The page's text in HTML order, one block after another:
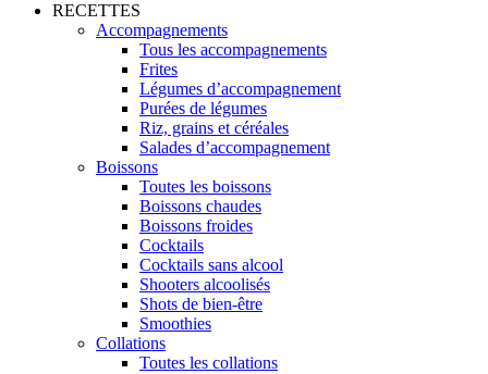
RECETTES
Accompagnements
Tous les accompagnements
Frites
Légumes d’accompagnement
Purées de légumes
Riz, grains et céréales
Salades d’accompagnement
Boissons
Toutes les boissons
Boissons chaudes
Boissons froides
Cocktails
Cocktails sans alcool
Shooters alcoolisés
Shots de bien-être
Smoothies
Collations
Toutes les collations